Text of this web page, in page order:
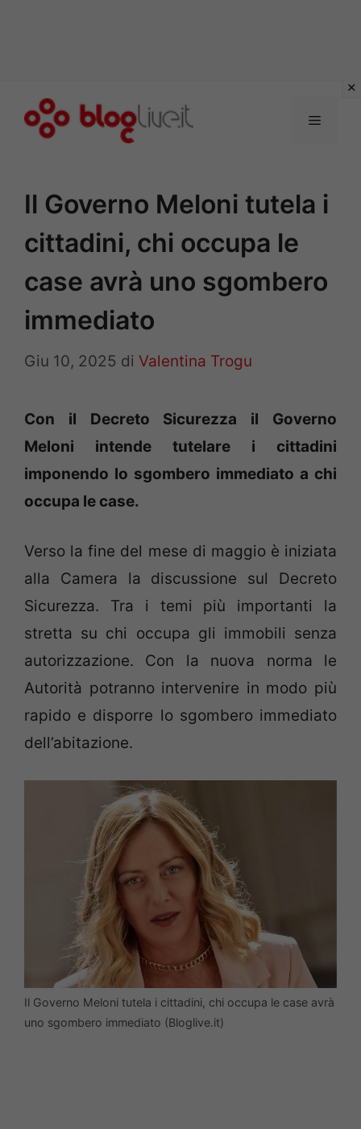
Menu
Il Governo Meloni tutela i
cittadini, chi occupa le
case avrà uno sgombero
immediato
Giu 10, 2025 di Valentina Trogu
Con il Decreto Sicurezza il Governo
Meloni intende tutelare i cittadini
imponendo lo sgombero immediato a chi
occupa le case.
Verso la fine del mese di maggio è iniziata
alla Camera la discussione sul Decreto
Sicurezza. Tra i temi più importanti la
stretta su chi occupa gli immobili senza
autorizzazione. Con la nuova norma le
Autorità potranno intervenire in modo più
rapido e disporre lo sgombero immediato
dell’abitazione.
Il Governo Meloni tutela i cittadini, chi occupa le case avrà
uno sgombero immediato (Bloglive.it)